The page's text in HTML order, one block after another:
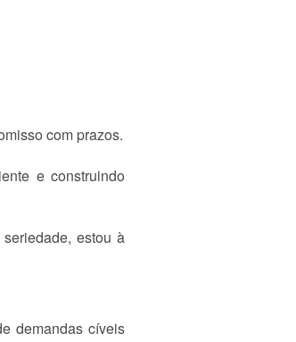
com prazos.
e construindo
estou à
demandas cíveis